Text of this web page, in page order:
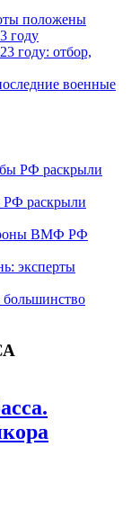
положены
году
году: отбор,
военные
РФ раскрыли
РФ раскрыли
ВМФ РФ
эксперты